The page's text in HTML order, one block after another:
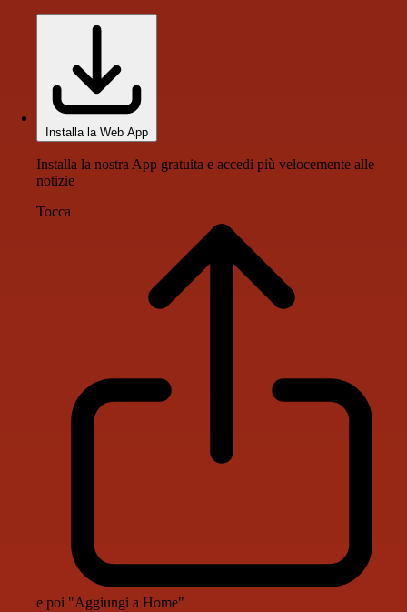
Installa la Web App
Installa la nostra App gratuita e accedi più velocemente alle
notizie
Tocca
e poi "Aggiungi a Home"